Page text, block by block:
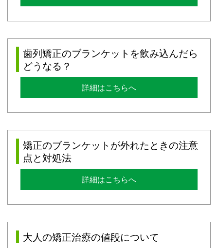
歯列矯正のブランケットを飲み込んだら
どうなる？
詳細はこちらへ
矯正のブランケットが外れたときの注意
点と対処法
詳細はこちらへ
大人の矯正治療の値段について